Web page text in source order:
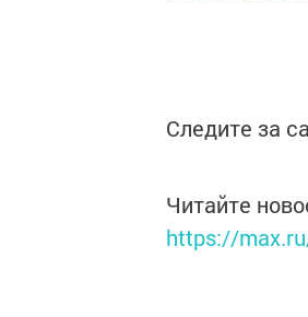
Следите за
Читайте
https://